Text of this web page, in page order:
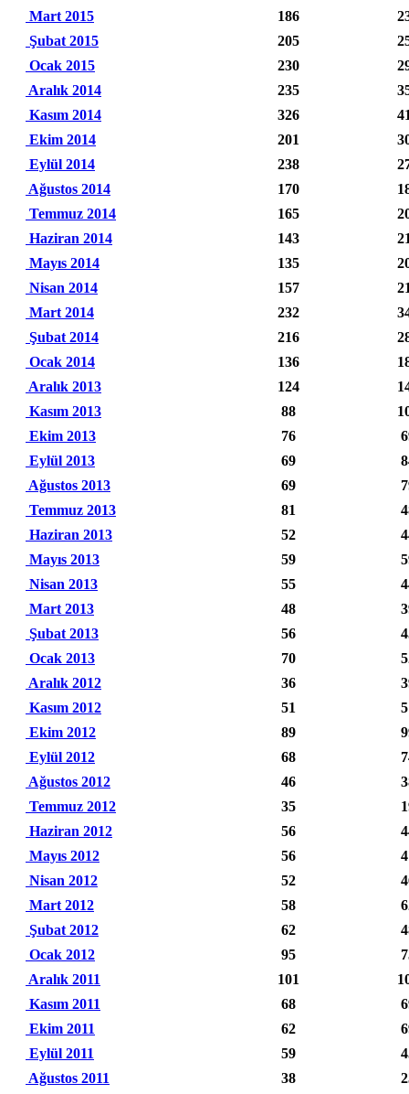
Mart 2015
186
Şubat 2015
205
Ocak 2015
230
Aralık 2014
235
Kasım 2014
326
Ekim 2014
201
Eylül 2014
238
Ağustos 2014
170
Temmuz 2014
165
Haziran 2014
143
Mayıs 2014
135
Nisan 2014
157
Mart 2014
232
Şubat 2014
216
Ocak 2014
136
Aralık 2013
124
Kasım 2013
88
Ekim 2013
76
Eylül 2013
69
Ağustos 2013
69
Temmuz 2013
81
Haziran 2013
52
Mayıs 2013
59
Nisan 2013
55
Mart 2013
48
Şubat 2013
56
Ocak 2013
70
Aralık 2012
36
Kasım 2012
51
Ekim 2012
89
Eylül 2012
68
Ağustos 2012
46
Temmuz 2012
35
Haziran 2012
56
Mayıs 2012
56
Nisan 2012
52
Mart 2012
58
Şubat 2012
62
Ocak 2012
95
Aralık 2011
101
Kasım 2011
68
Ekim 2011
62
Eylül 2011
59
Ağustos 2011
38